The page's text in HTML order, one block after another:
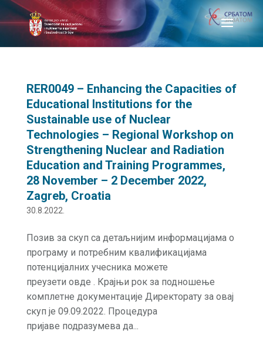
RER0049 – Enhancing the Capacities of
Educational Institutions for the
Sustainable use of Nuclear
Technologies – Regional Workshop on
Strengthening Nuclear and Radiation
Education and Training Programmes,
28 November – 2 December 2022,
Zagreb, Croatia
30.8.2022.
Позив за скуп са детаљнијим информацијама о
програму и потребним квалификацијама
потенцијалних учесника можете
преузети овде . Крајњи рок за подношење
комплетне документације Директорату за овај
скуп је 09.09.2022. Процедура
пријаве подразумева да...